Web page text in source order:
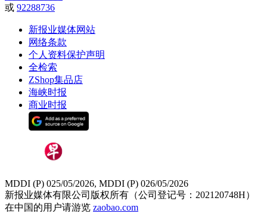
或 92288736
新报业媒体网站
网络条款
个人资料保护声明
全检索
ZShop集品店
海峡时报
商业时报
MDDI (P) 025/05/2026, MDDI (P) 026/05/2026
新报业媒体有限公司版权所有（公司登记号：202120748H）
在中国的用户请游览 zaobao.com